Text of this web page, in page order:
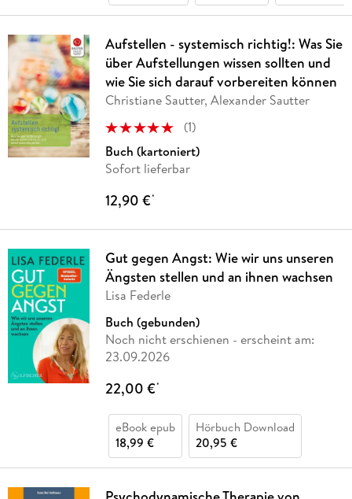
Aufstellen - systemisch richtig!: Was Sie
über Aufstellungen wissen sollten und
wie Sie sich darauf vorbereiten können
Christiane Sautter, Alexander Sautter
(1)
Buch (kartoniert)
Sofort lieferbar
12,90 €*
Gut gegen Angst: Wie wir uns unseren
Ängsten stellen und an ihnen wachsen
Lisa Federle
Buch (gebunden)
Noch nicht erschienen - erscheint am:
23.09.2026
22,00 €*
eBook epub
18,99 €
Hörbuch Download
20,95 €